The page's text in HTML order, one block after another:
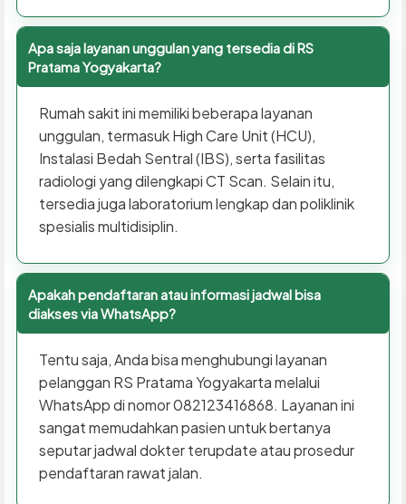
Apa saja layanan unggulan yang tersedia di RS
Pratama Yogyakarta?
Rumah sakit ini memiliki beberapa layanan
unggulan, termasuk High Care Unit (HCU),
Instalasi Bedah Sentral (IBS), serta fasilitas
radiologi yang dilengkapi CT Scan. Selain itu,
tersedia juga laboratorium lengkap dan poliklinik
spesialis multidisiplin.
Apakah pendaftaran atau informasi jadwal bisa
diakses via WhatsApp?
Tentu saja, Anda bisa menghubungi layanan
pelanggan RS Pratama Yogyakarta melalui
WhatsApp di nomor 082123416868. Layanan ini
sangat memudahkan pasien untuk bertanya
seputar jadwal dokter terupdate atau prosedur
pendaftaran rawat jalan.